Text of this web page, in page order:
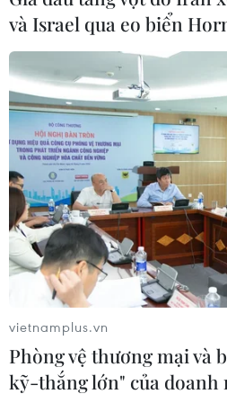
Mỹ buộc Tesla phải sửa lỗi
17/07/2026 05:42
Chính thức dừng đặt lịch
xe ôtô qua ứng dụng trực
17/07/2026 02:25
Xem
và Israel qua eo biển
vietnamplus.vn
Phòng vệ thương mại và
kỹ-thắng lớn" của doanh